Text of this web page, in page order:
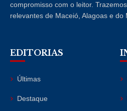
compromisso com o leitor.
relevantes de Maceió, Alagoas e do
EDITORIAS
Últimas
Destaque